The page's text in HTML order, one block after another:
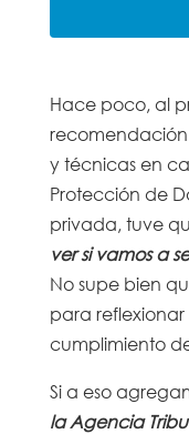
Hace poco, al
y técnicas en
Protección de
privada, tuve
ver si vamos a
No supe bien
para reflexionar
cumplimiento
Si a eso
la Agencia